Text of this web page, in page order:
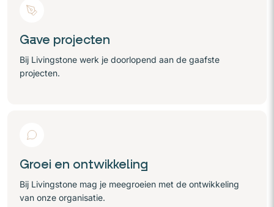
Gave projecten
Bij Livingstone werk je doorlopend aan de gaafste
projecten.
Groei en ontwikkeling
Bij Livingstone mag je meegroeien met de ontwikkeling
van onze organisatie.